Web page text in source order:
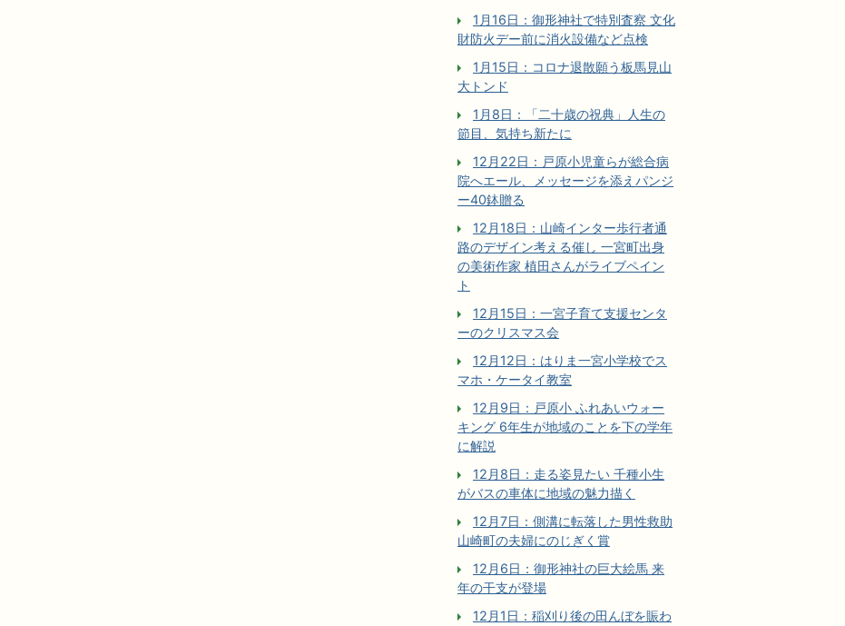
1月16日：御形神社で特別査察 文化
財防火デー前に消火設備など点検
1月15日：コロナ退散願う板馬見山
大トンド
1月8日：「二十歳の祝典」人生の
節目、気持ち新たに
12月22日：戸原小児童らが総合病
院へエール、メッセージを添えパンジ
ー40鉢贈る
12月18日：山崎インター歩行者通
路のデザイン考える催し 一宮町出身
の美術作家 植田さんがライブペイン
ト
12月15日：一宮子育て支援センタ
ーのクリスマス会
12月12日：はりま一宮小学校でス
マホ・ケータイ教室
12月9日：戸原小 ふれあいウォー
キング 6年生が地域のことを下の学年
に解説
12月8日：走る姿見たい 千種小生
がバスの車体に地域の魅力描く
12月7日：側溝に転落した男性救助
山崎町の夫婦にのじぎく賞
12月6日：御形神社の巨大絵馬 来
年の干支が登場
12月1日：稲刈り後の田んぼを賑わ